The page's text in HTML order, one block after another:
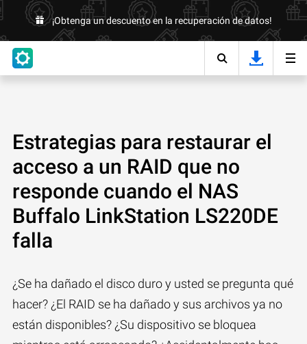
¡Obtenga un descuento en la recuperación de datos!
Estrategias para restaurar el
acceso a un RAID que no
responde cuando el NAS
Buffalo LinkStation LS220DE
falla
¿Se ha dañado el disco duro y usted se pregunta qué
hacer? ¿El RAID se ha dañado y sus archivos ya no
están disponibles? ¿Su dispositivo se bloquea